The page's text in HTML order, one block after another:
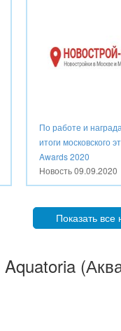
По работе и
итоги московского
Awards 2020
Новость09.09.2020
Показать